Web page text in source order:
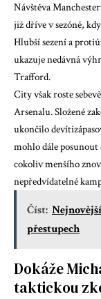
Návštěva
již dříve v sezóně,
Hlubší sezení a
ukazuje nedávná
Trafford.
City však roste
Arsenalu. Složené
ukončilo
mohlo dále
cokoliv menšího
nepředvídatelné
Číst:
přestupech
Dokáže
taktickou